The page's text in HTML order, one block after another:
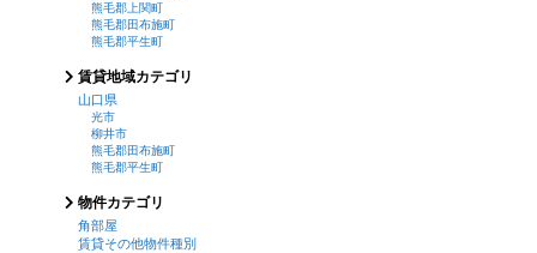
熊毛郡上関町
熊毛郡田布施町
熊毛郡平生町
賃貸地域カテゴリ
山口県
光市
柳井市
熊毛郡田布施町
熊毛郡平生町
物件カテゴリ
角部屋
賃貸その他物件種別